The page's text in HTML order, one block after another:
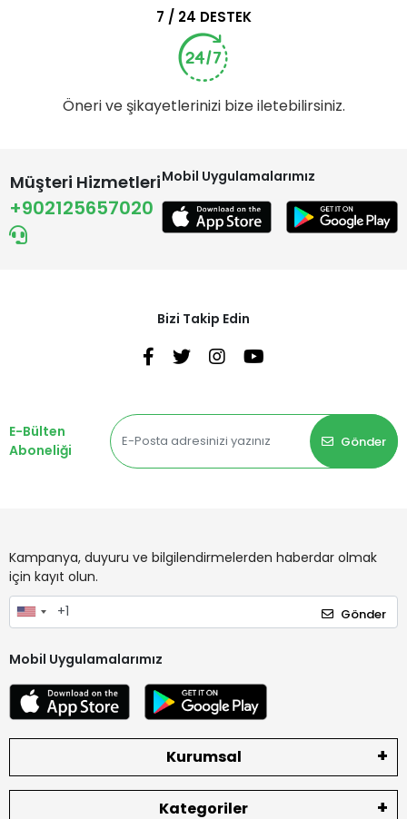
7 / 24 DESTEK
Öneri ve şikayetlerinizi bize iletebilirsiniz.
Müşteri Hizmetleri
+902125657020
Mobil Uygulamalarımız
Bizi Takip Edin
E-Bülten
Aboneliği
Gönder
Kampanya, duyuru ve bilgilendirmelerden haberdar olmak
için kayıt olun.
Gönder
Mobil Uygulamalarımız
Kurumsal
Kategoriler